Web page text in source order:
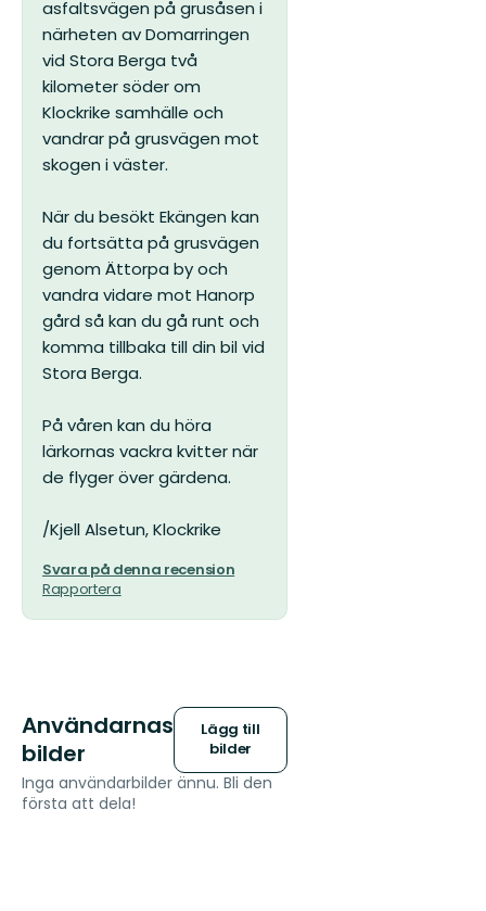
asfaltsvägen på grusåsen i
närheten av Domarringen
vid Stora Berga två
kilometer söder om
Klockrike samhälle och
vandrar på grusvägen mot
skogen i väster.
När du besökt Ekängen kan
du fortsätta på grusvägen
genom Ättorpa by och
vandra vidare mot Hanorp
gård så kan du gå runt och
komma tillbaka till din bil vid
Stora Berga.
På våren kan du höra
lärkornas vackra kvitter när
de flyger över gärdena.
/Kjell Alsetun, Klockrike
Svara på denna recension
Rapportera
Användarnas
bilder
Lägg till
bilder
Inga användarbilder ännu. Bli den
första att dela!